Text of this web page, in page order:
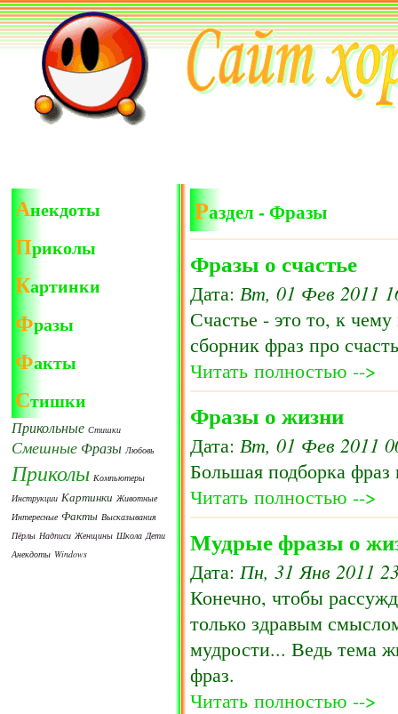
Анекдоты
Приколы
Картинки
Фразы
Факты
Стишки
Прикольные Стишки
Смешные Фразы Любовь
Приколы Компьютеры
Инструкции Картинки Животные
Интересные Факты Высказывания
Пёрлы Надписи Женщины Школа Дети
Анекдоты Windows
Раздел - Фразы
Фразы о счастье
Дата: Вт, 01 Фев 2011
Счастье - это то, к
сборник фраз про
Читать полностью -->
Фразы о жизни
Дата: Вт, 01 Фев 2011
Большая подборка
Читать полностью -->
Мудрые фразы о
Дата: Пн, 31 Янв 2011
Конечно, чтобы
только здравым
мудрости... Ведь тема
фраз.
Читать полностью -->